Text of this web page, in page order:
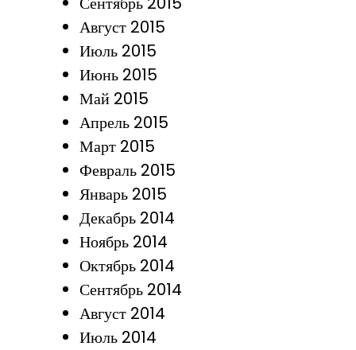
Август 2015
Июль 2015
Июнь 2015
Май 2015
Апрель 2015
Март 2015
Февраль 2015
Январь 2015
Декабрь 2014
Ноябрь 2014
Октябрь 2014
Сентябрь 2014
Август 2014
Июль 2014